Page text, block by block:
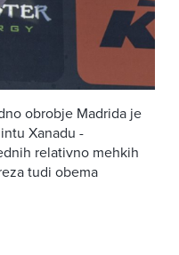
obrobje Madrida je
Xanadu -
relativno mehkih
tudi obema